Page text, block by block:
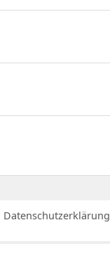
Datenschutzerklärung